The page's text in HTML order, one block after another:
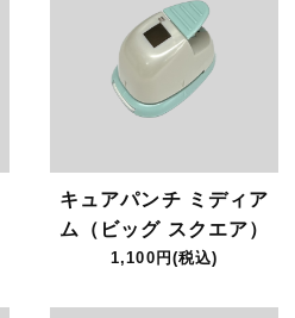
キュアパンチ ミディア
ム（ビッグ スクエア）
1,100円(税込)